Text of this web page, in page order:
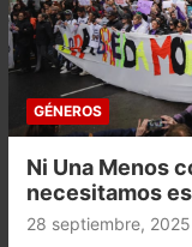
GÉNEROS
Ni Una Menos
necesitamos
28 septiembre, 2025